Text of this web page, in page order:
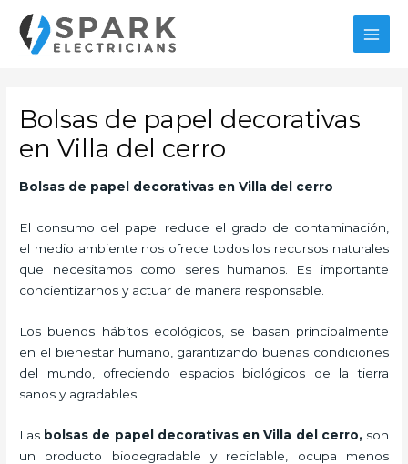
contenido
Bolsas de papel decorativas
en Villa del cerro
Bolsas de papel decorativas en Villa del cerro
El consumo del papel reduce el grado de contaminación,
el medio ambiente nos ofrece todos los recursos naturales
que necesitamos como seres humanos. Es importante
concientizarnos y actuar de manera responsable.
Los buenos hábitos ecológicos, se basan principalmente
en el bienestar humano, garantizando buenas condiciones
del mundo, ofreciendo espacios biológicos de la tierra
sanos y agradables.
Las bolsas de papel decorativas en Villa del cerro, son
un producto biodegradable y reciclable, ocupa menos